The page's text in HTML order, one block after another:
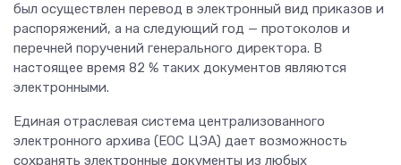
был осуществлен перевод в электронный вид приказов и
распоряжений, а на следующий год — протоколов и
перечней поручений генерального директора. В
настоящее время 82 % таких документов являются
электронными.
Единая отраслевая система централизованного
электронного архива (ЕОС ЦЭА) дает возможность
сохранять электронные документы из любых